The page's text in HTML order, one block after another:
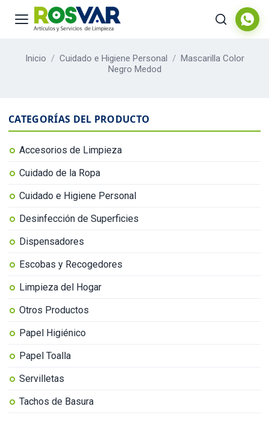
Inicio / Cuidado e Higiene Personal / Mascarilla Color
Negro Medod
CATEGORÍAS DEL PRODUCTO
Accesorios de Limpieza
Cuidado de la Ropa
Cuidado e Higiene Personal
Desinfección de Superficies
Dispensadores
Escobas y Recogedores
Limpieza del Hogar
Otros Productos
Papel Higiénico
Papel Toalla
Servilletas
Tachos de Basura